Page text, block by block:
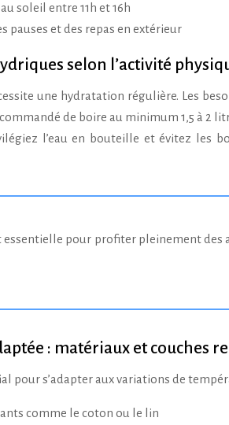
soleil entre 11h et 16h
pauses et des repas en extérieur
selon l’activité
une hydratation régulière. Les
de boire au minimum 1,5 à 2
l’eau en bouteille et évitez les
: matériaux et couches
pour s’adapter aux variations de
comme le coton ou le lin